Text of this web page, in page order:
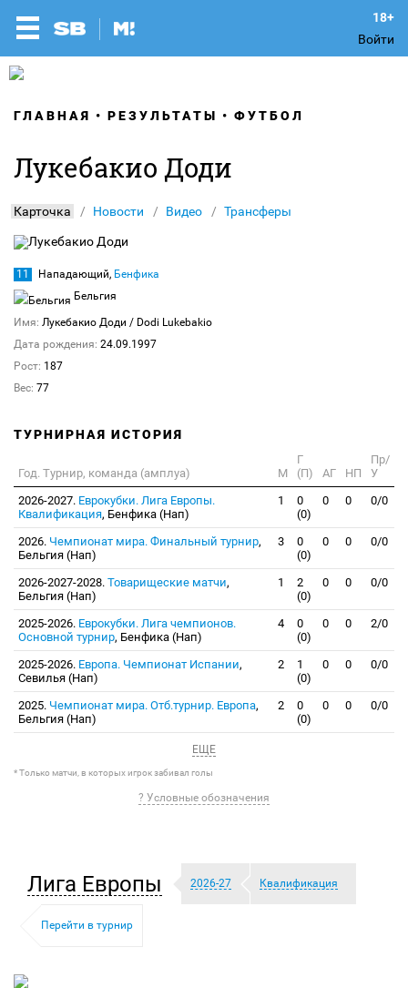
Войти
ГЛАВНАЯ РЕЗУЛЬТАТЫ ФУТБОЛ
Лукебакио Доди
Карточка Новости Видео Трансферы
11 Нападающий, Бенфика
Бельгия
Имя: Лукебакио Доди / Dodi Lukebakio
Дата рождения: 24.09.1997
Рост: 187
Вес: 77
ТУРНИРНАЯ ИСТОРИЯ
Год. Турнир, команда (амплуа) М
Г
(П)
АГ НП
Пр/
У
2026-2027. Еврокубки. Лига Европы.
Квалификация, Бенфика (Нап)
1
0
(0)
0 0 0/0
2026. Чемпионат мира. Финальный турнир,
Бельгия (Нап)
3
0
(0)
0 0 0/0
2026-2027-2028. Товарищеские матчи,
Бельгия (Нап)
1
2
(0)
0 0 0/0
2025-2026. Еврокубки. Лига чемпионов.
Основной турнир, Бенфика (Нап)
4
0
(0)
0 0 2/0
2025-2026. Европа. Чемпионат Испании,
Севилья (Нап)
2
1
(0)
0 0 0/0
2025. Чемпионат мира. Отб.турнир. Европа,
Бельгия (Нап)
2
0
(0)
0 0 0/0
ЕЩЕ
* Только матчи, в которых игрок забивал голы
? Условные обозначения
Лига Европы 2026-27 Квалификация
Перейти в турнир